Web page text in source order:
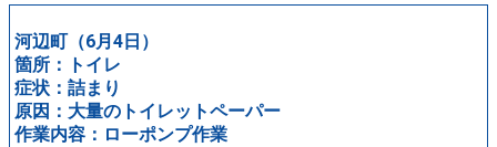
河辺町（6月4日）
箇所：トイレ
症状：詰まり
原因：大量のトイレットペーパー
作業内容：ローポンプ作業